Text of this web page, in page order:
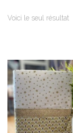
Voici le seul résultat